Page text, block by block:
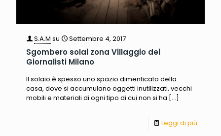
S.A.M su Settembre 4, 2017
Sgombero solai zona Villaggio dei
Giornalisti Milano
Il solaio è spesso uno spazio dimenticato della
casa, dove si accumulano oggetti inutilizzati, vecchi
mobili e materiali di ogni tipo di cui non si ha […]
Leggi di più